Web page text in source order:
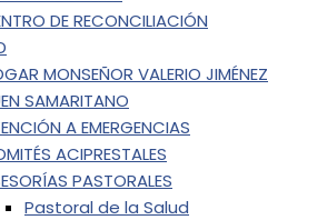
DE RECONCILIACIÓN
MONSEÑOR VALERIO JIMÉNEZ
SAMARITANO
A EMERGENCIAS
ACIPRESTALES
PASTORALES
Pastoral de la Salud